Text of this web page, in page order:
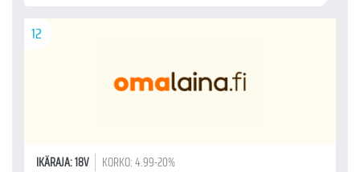
12
IKÄRAJA: 18V KORKO: 4.99-20%